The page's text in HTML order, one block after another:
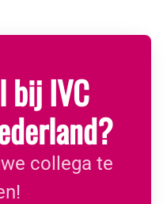
bij IVC
collega te